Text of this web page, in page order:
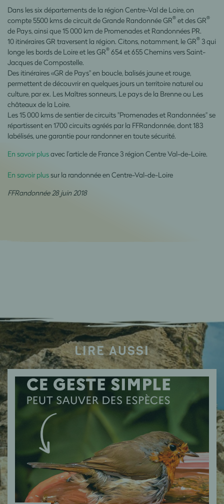
Dans les six départements de la région Centre-Val de Loire, on
compte 5500 kms de circuit de Grande Randonnée GR® et des GR®
de Pays, ainsi que 15 000 km de Promenades et Randonnées PR.
10 itinéraires GR traversent la région. Citons, notamment, le GR® 3 qui
longe les bords de Loire et les GR® 654 et 655 Chemins vers Saint-
Jacques de Compostelle.
Des itinéraires «GR de Pays" en boucle, balisés jaune et rouge,
permettent de découvrir en quelques jours un territoire naturel ou
culture, par ex. Les Maîtres sonneurs, Le pays de la Brenne ou Les
châteaux de la Loire.
Les 15 000 kms de sentier de circuits "Promenades et Randonnées" se
répartissent en 1700 circuits agréés par la FFRandonnée, dont 183
labélisés, une garantie pour randonner en toute sécurité.
En savoir plusavec l’article de France 3 région Centre Val-de-Loire.
En savoir plus sur la randonnée en Centre-Val-de-Loire
FFRandonnée 28 juin 2018
LIRE AUSSI